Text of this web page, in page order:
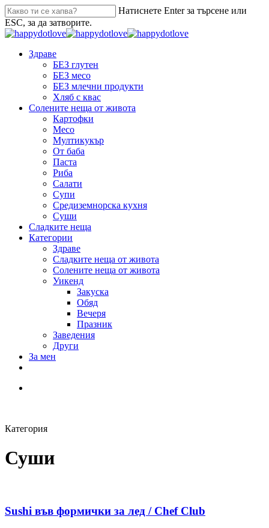
Натиснете Enter за търсене или
ESC, за да затворите.
Здраве
БЕЗ глутен
БЕЗ месо
БЕЗ млечни продукти
Хляб с квас
Солените неща от живота
Картофки
Месо
Мултикукър
От баба
Паста
Риба
Салати
Супи
Средиземнорска кухня
Суши
Сладките неща
Категории
Здраве
Сладките неща от живота
Солените неща от живота
Уикенд
Закуска
Обяд
Вечеря
Празник
Заведения
Други
За мен
Категория
Суши
Sushi във формички за лед / Chef Club